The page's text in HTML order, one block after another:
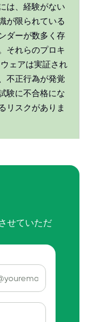
は、経験がない
が限られている
ダーが数多く存
それらのプロキ
ェアは実証され
不正行為が発覚
験に不合格にな
リスクがありま
せていただ